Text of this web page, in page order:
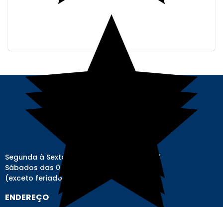
Segunda à Sexta-feira das 08h00 às 17h00
Sábados das 08h00 às 12h00
(exceto feriados)
ENDEREÇO